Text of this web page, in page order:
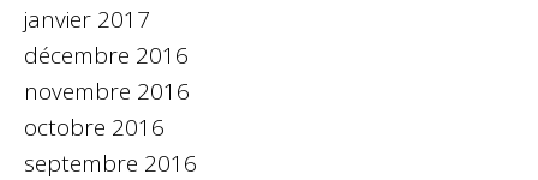
janvier 2017
décembre 2016
novembre 2016
octobre 2016
septembre 2016